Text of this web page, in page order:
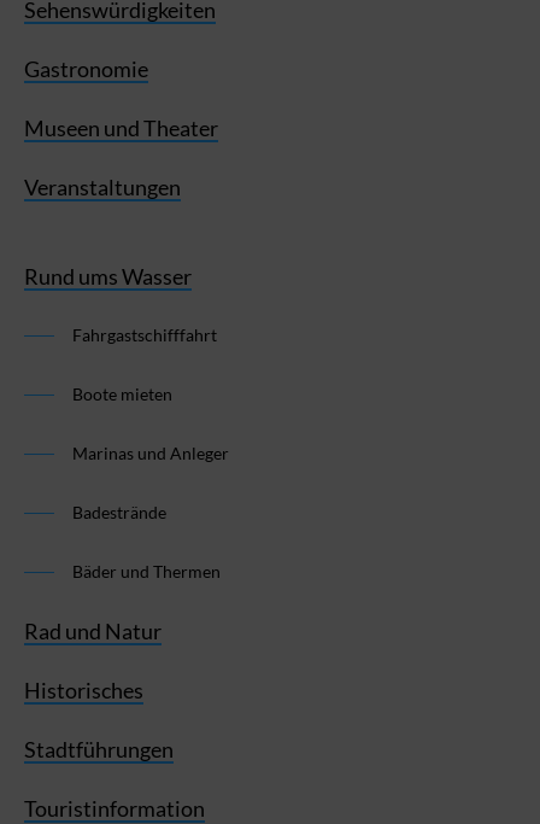
Sehenswürdigkeiten
Gastronomie
Museen und Theater
Veranstaltungen
Rund ums Wasser
Fahrgastschifffahrt
Boote mieten
Marinas und Anleger
Badestrände
Bäder und Thermen
Rad und Natur
Historisches
Stadtführungen
Touristinformation